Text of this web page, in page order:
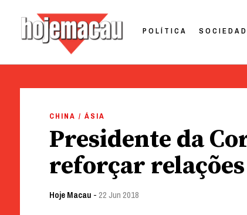
POLÍTICA
CHINA / ÁSIA
Presidente da
reforçar relações
Hoje Macau - 22 Jun 2018